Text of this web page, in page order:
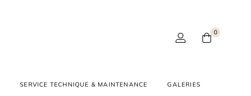
0
SERVICE TECHNIQUE & MAINTENANCE GALERIES